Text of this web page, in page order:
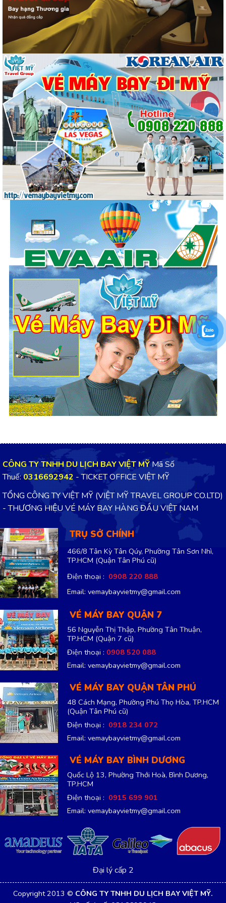
CÔNG TY TNHH DU LỊCH BAY VIỆT MỸMã Số
Thuế:0316692942 - TICKET OFFICE VIỆT MỸ
TỔNG CÔNG TY VIỆT MỸ (VIỆT MỸ TRAVEL GROUP CO.LTD)
- THƯƠNG HIỆU VÉ MÁY BAY HÀNG ĐẦU VIỆT NAM
TRỤ SỞ CHÍNH
466/8 Tân Kỳ Tân Qúy, Phường Tân Sơn Nhì,
TP.HCM (Quận Tân Phú cũ)
Điện thoại : 0908 220 888
Email: vemaybayvietmy@gmail.com
VÉ MÁY BAY QUẬN 7
56 Nguyễn Thị Thập, Phường Tân Thuận,
TP.HCM (Quận 7 cũ)
Điện thoại : 0908 520 088
Email: vemaybayvietmy@gmail.com
VÉ MÁY BAY QUẬN TÂN PHÚ
48 Cách Mạng, Phường Phú Thọ Hòa, TP.HCM
(Quận Tân Phú cũ)
Điện thoại : 0918 234 072
Email: vemaybayvietmy@gmail.com
VÉ MÁY BAY BÌNH DƯƠNG
Quốc Lộ 13, Phường Thới Hoà, Bình Dương,
TP.HCM
Điện thoại : 0915 699 901
Email: vemaybayvietmy@gmail.com
Đại lý cấp 2
Copyright 2013 © CÔNG TY TNHH DU LỊCH BAY VIỆT MỸ.